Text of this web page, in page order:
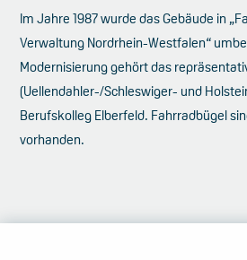
Im Jahre 1987 wurde das Gebäude in
Verwaltung Nordrhein-Westfalen“
Modernisierung gehört das
(Uellendahler-/Schleswiger- und
Berufskolleg Elberfeld. Fahrradbügel
vorhanden.